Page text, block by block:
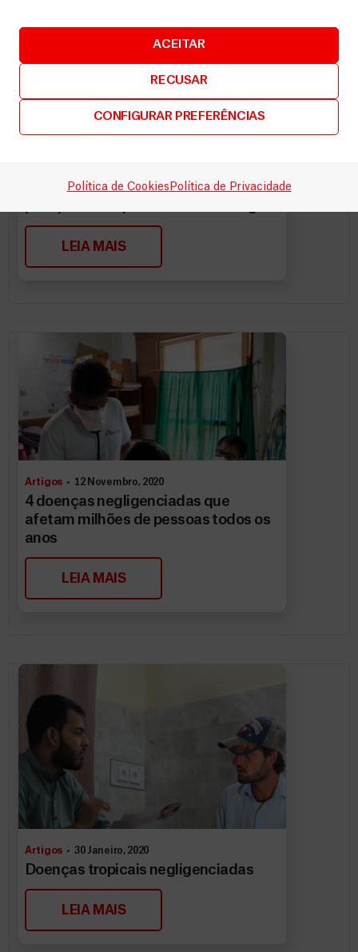
ACEITAR
RECUSAR
CONFIGURAR PREFERÊNCIAS
Política de Cookies Política de Privacidade
5 recomendações sobre a COVID-19
LEIA MAIS
Artigos 12 Novembro, 2020
4 doenças negligenciadas que
afetam milhões de pessoas todos os
anos
LEIA MAIS
Artigos 30 Janeiro, 2020
Doenças tropicais negligenciadas
LEIA MAIS